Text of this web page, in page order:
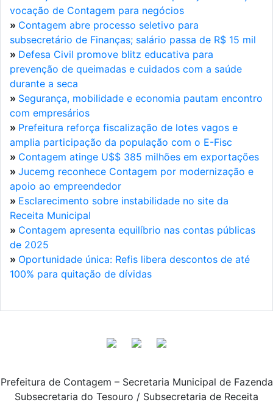
vocação de Contagem para negócios
» Contagem abre processo seletivo para
subsecretário de Finanças; salário passa de R$ 15 mil
» Defesa Civil promove blitz educativa para
prevenção de queimadas e cuidados com a saúde
durante a seca
» Segurança, mobilidade e economia pautam encontro
com empresários
» Prefeitura reforça fiscalização de lotes vagos e
amplia participação da população com o E-Fisc
» Contagem atinge U$$ 385 milhões em exportações
» Jucemg reconhece Contagem por modernização e
apoio ao empreendedor
» Esclarecimento sobre instabilidade no site da
Receita Municipal
» Contagem apresenta equilíbrio nas contas públicas
de 2025
» Oportunidade única: Refis libera descontos de até
100% para quitação de dívidas
Prefeitura de Contagem – Secretaria Municipal de Fazenda
Subsecretaria do Tesouro / Subsecretaria de Receita